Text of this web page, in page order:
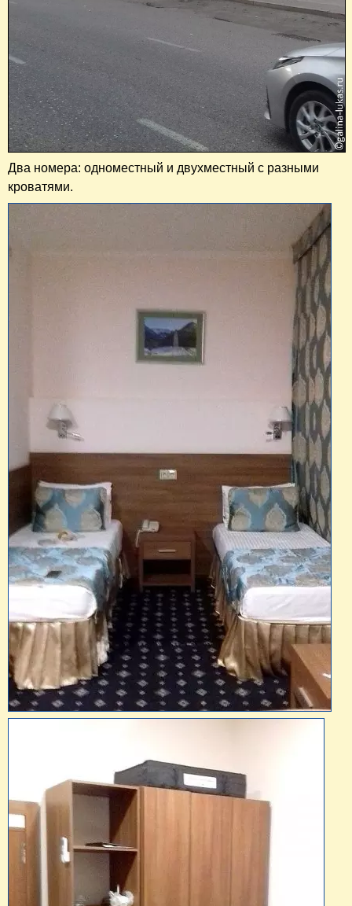
Два номера: одноместный и двухместный с разными
кроватями.